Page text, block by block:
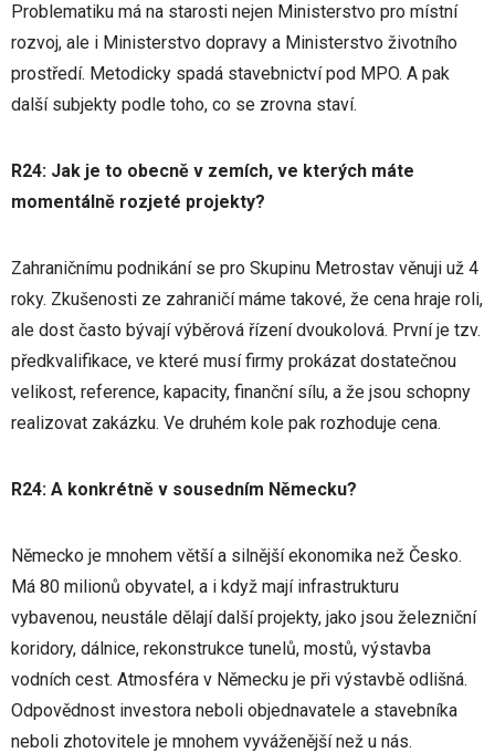
Problematiku má na starosti nejen Ministerstvo pro místní
rozvoj, ale i Ministerstvo dopravy a Ministerstvo životního
prostředí. Metodicky spadá stavebnictví pod MPO. A pak
další subjekty podle toho, co se zrovna staví.
R24: Jak je to obecně v zemích, ve kterých máte
momentálně rozjeté projekty?
Zahraničnímu podnikání se pro Skupinu Metrostav věnuji už 4
roky. Zkušenosti ze zahraničí máme takové, že cena hraje roli,
ale dost často bývají výběrová řízení dvoukolová. První je tzv.
předkvalifikace, ve které musí firmy prokázat dostatečnou
velikost, reference, kapacity, finanční sílu, a že jsou schopny
realizovat zakázku. Ve druhém kole pak rozhoduje cena.
R24: A konkrétně v sousedním Německu?
Německo je mnohem větší a silnější ekonomika než Česko.
Má 80 milionů obyvatel, a i když mají infrastrukturu
vybavenou, neustále dělají další projekty, jako jsou železniční
koridory, dálnice, rekonstrukce tunelů, mostů, výstavba
vodních cest. Atmosféra v Německu je při výstavbě odlišná.
Odpovědnost investora neboli objednavatele a stavebníka
neboli zhotovitele je mnohem vyváženější než u nás.